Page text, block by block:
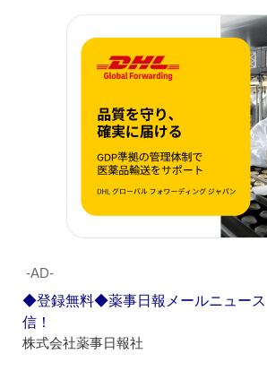
‐AD‐
◆登録無料◆薬事日報メールニュー
信！
株式会社薬事日報社